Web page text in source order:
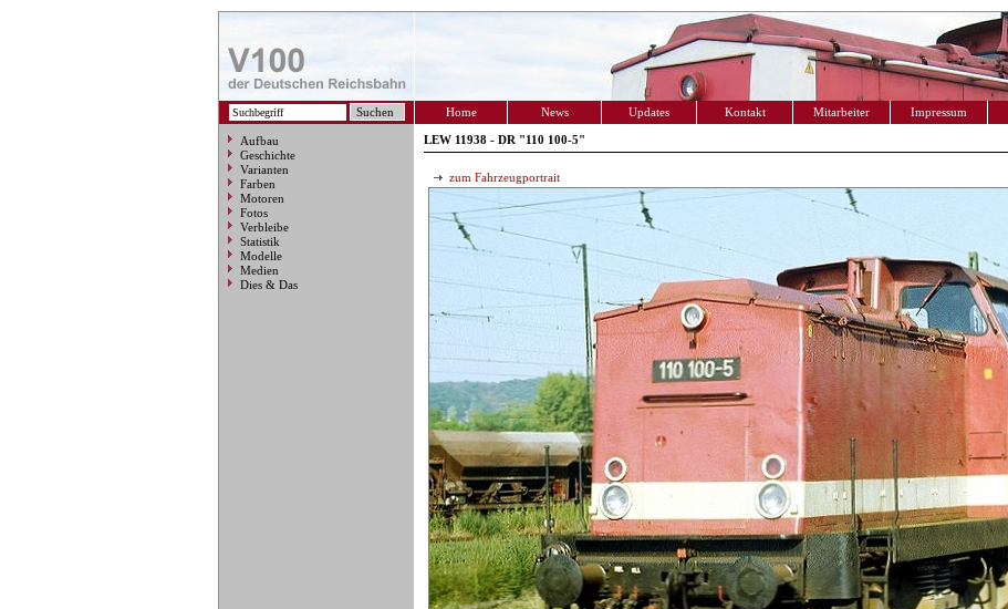
Home News Updates Kontakt Mitarbeiter Impressum
Aufbau
Geschichte
Varianten
Farben
Motoren
Fotos
Verbleibe
Statistik
Modelle
Medien
Dies & Das
LEW 11938 - DR "110 100-5"
zum Fahrzeugportrait